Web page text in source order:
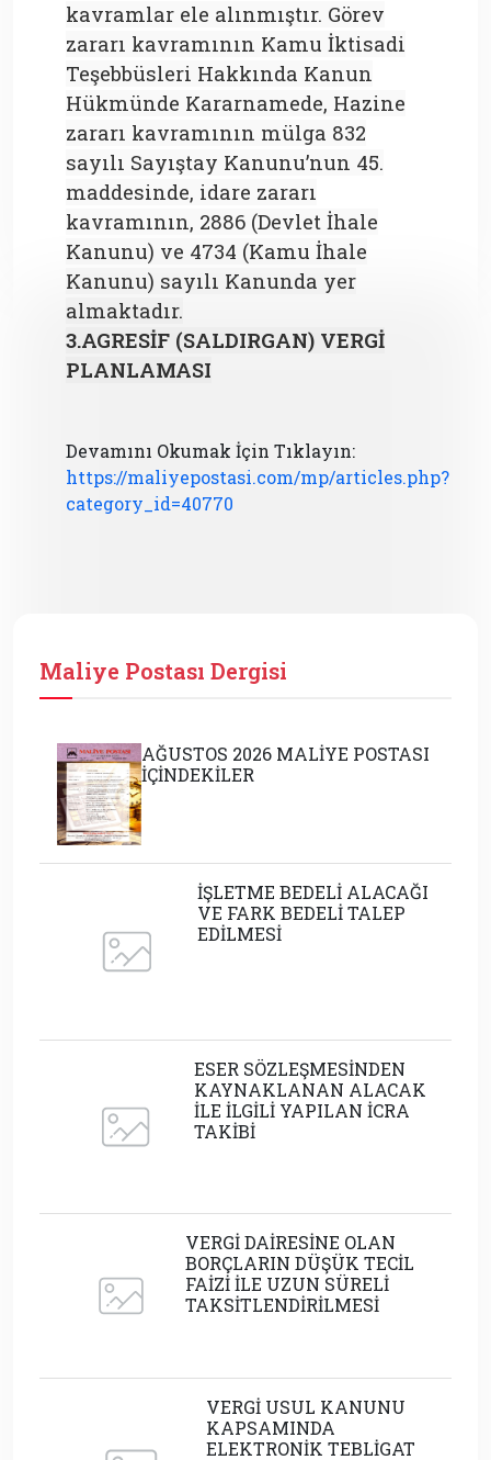
kavramlar ele alınmıştır. Görev
zararı kavramının Kamu İktisadi
Teşebbüsleri Hakkında Kanun
Hükmünde Kararnamede, Hazine
zararı kavramının mülga 832
sayılı Sayıştay Kanunu’nun 45.
maddesinde, idare zararı
kavramının, 2886 (Devlet İhale
Kanunu) ve 4734 (Kamu İhale
Kanunu) sayılı Kanunda yer
almaktadır.
3.AGRESİF (SALDIRGAN) VERGİ
PLANLAMASI
Devamını Okumak İçin Tıklayın:
https://maliyepostasi.com/mp/articles.php?
category_id=40770
Maliye Postası Dergisi
AĞUSTOS 2026 MALİYE POSTASI
İÇİNDEKİLER
İŞLETME BEDELİ ALACAĞI
VE FARK BEDELİ TALEP
EDİLMESİ
ESER SÖZLEŞMESİNDEN
KAYNAKLANAN ALACAK
İLE İLGİLİ YAPILAN İCRA
TAKİBİ
VERGİ DAİRESİNE OLAN
BORÇLARIN DÜŞÜK TECİL
FAİZİ İLE UZUN SÜRELİ
TAKSİTLENDİRİLMESİ
VERGİ USUL KANUNU
KAPSAMINDA
ELEKTRONİK TEBLİGAT